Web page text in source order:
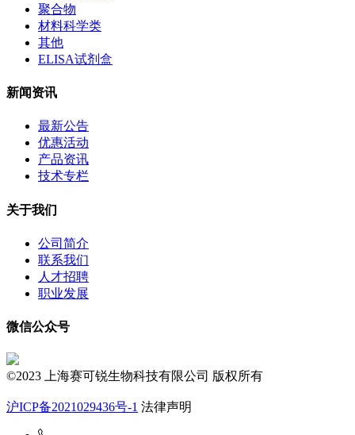
聚合物
材料科学类
其他
ELISA试剂盒
新闻资讯
最新公告
优惠活动
产品资讯
技术专栏
关于我们
公司简介
联系我们
人才招聘
职业发展
微信公众号
©2023 上海赛可锐生物科技有限公司 版权所有
沪ICP备2021029436号-1 法律声明